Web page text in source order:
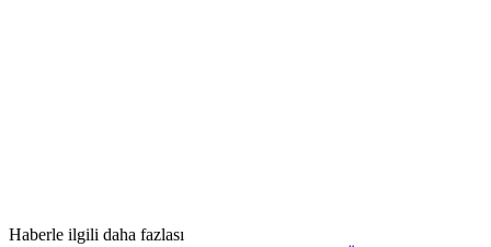
Haberle ilgili daha fazlası